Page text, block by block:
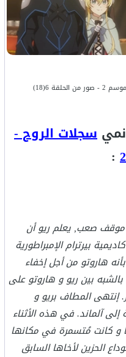
سجلات الروح -
:
موقف صعب, يعلم ريو أن
بيرترام الإمبراطورية
هاروتو من أجل إخفاء
بين ريو و هاروتو على
إنتهى المطاف بريو و
آلماند. في هذه الأثناء
و كانت مُتسمرة في مكانها
الحزين لأخاها السابق